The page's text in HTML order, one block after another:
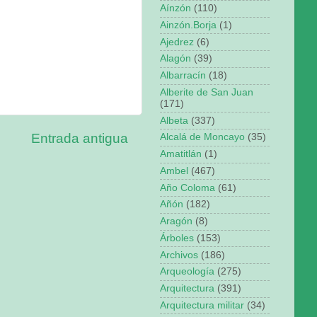
Entrada antigua
Aínzón (110)
Ainzón.Borja (1)
Ajedrez (6)
Alagón (39)
Albarracín (18)
Alberite de San Juan
(171)
Albeta (337)
Alcalá de Moncayo (35)
Amatitlán (1)
Ambel (467)
Año Coloma (61)
Añón (182)
Aragón (8)
Árboles (153)
Archivos (186)
Arqueología (275)
Arquitectura (391)
Arquitectura militar (34)